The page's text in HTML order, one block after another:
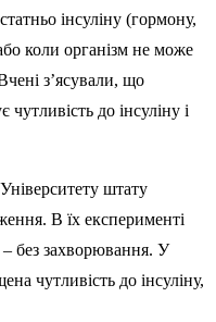
інсуліну (гормону,
коли організм не може
з’ясували, що
до інсуліну і
штату
В їх експерименті
– без захворювання. У
чутливість до інсуліну,